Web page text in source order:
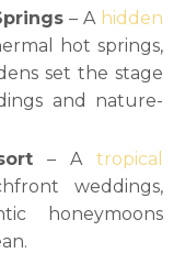
– A hidden
hot springs,
set the stage
and nature-
– Atropical
weddings,
honeymoons